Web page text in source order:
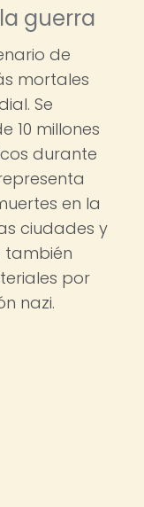
guerra
de
mortales
Se
10 millones
durante
en la
ciudades y
también
por
nazi.